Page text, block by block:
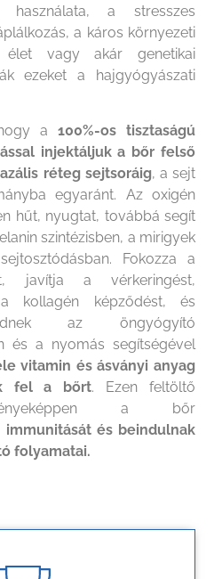
használata, a stresszes
a káros környezeti
élet vagy akár genetikai
ezeket a hajgyógyászati
a 100%-os tisztaságú
injektáljuk a bőr felső
réteg sejtsoráig, a sejt
egyaránt. Az oxigén
hűt, nyugtat, továbbá segít
szintézisben, a mirigyek
Fokozza a
javítja a vérkeringést,
kollagén képződést, és
az öngyógyító
és a nyomás segítségével
vitamin és ásványi anyag
fel a bőrt. Ezen feltöltő
a bőr
és beindulnak
folyamatai.